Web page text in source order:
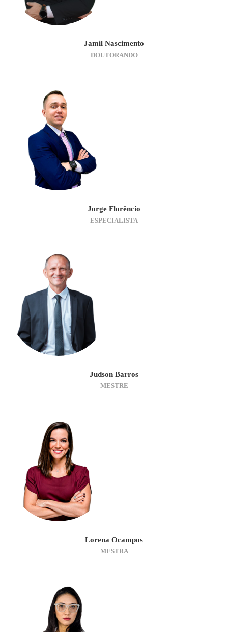
Jamil Nascimento
DOUTORANDO
Jorge Florêncio
ESPECIALISTA
Judson Barros
MESTRE
Lorena Ocampos
MESTRA